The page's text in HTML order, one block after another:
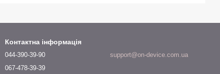
Контактна інформація
044-390-39-90
067-478-39-39
support@on-device.com.ua